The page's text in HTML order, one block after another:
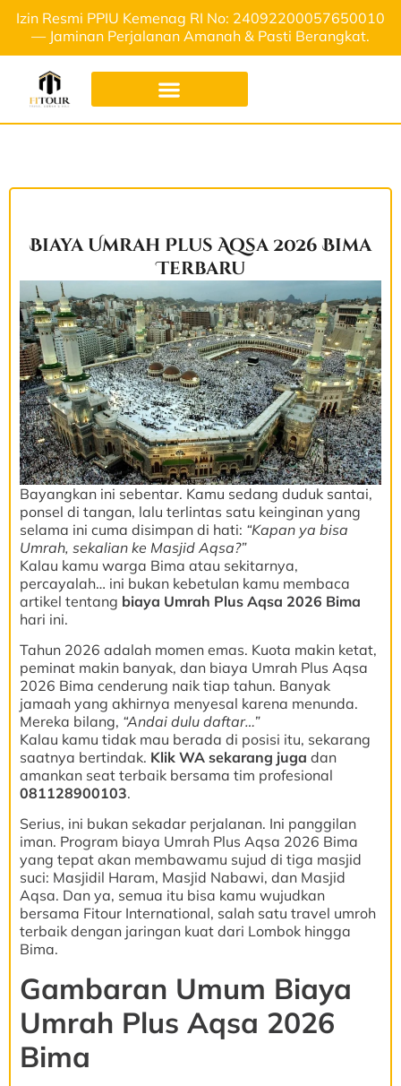
Izin Resmi PPIU Kemenag RI No: 24092200057650010
— Jaminan Perjalanan Amanah & Pasti Berangkat.
Biaya Umrah Plus Aqsa 2026 Bima
Terbaru
Bayangkan ini sebentar. Kamu sedang duduk santai,
ponsel di tangan, lalu terlintas satu keinginan yang
selama ini cuma disimpan di hati: “Kapan ya bisa
Umrah, sekalian ke Masjid Aqsa?”
Kalau kamu warga Bima atau sekitarnya,
percayalah… ini bukan kebetulan kamu membaca
artikel tentang biaya Umrah Plus Aqsa 2026 Bima
hari ini.
Tahun 2026 adalah momen emas. Kuota makin ketat,
peminat makin banyak, dan biaya Umrah Plus Aqsa
2026 Bima cenderung naik tiap tahun. Banyak
jamaah yang akhirnya menyesal karena menunda.
Mereka bilang, “Andai dulu daftar…”
Kalau kamu tidak mau berada di posisi itu, sekarang
saatnya bertindak. Klik WA sekarang juga dan
amankan seat terbaik bersama tim profesional
081128900103.
Serius, ini bukan sekadar perjalanan. Ini panggilan
iman. Program biaya Umrah Plus Aqsa 2026 Bima
yang tepat akan membawamu sujud di tiga masjid
suci: Masjidil Haram, Masjid Nabawi, dan Masjid
Aqsa. Dan ya, semua itu bisa kamu wujudkan
bersama Fitour International, salah satu travel umroh
terbaik dengan jaringan kuat dari Lombok hingga
Bima.
Gambaran Umum Biaya
Umrah Plus Aqsa 2026
Bima